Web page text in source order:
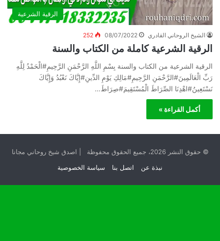
الرقية الشرعية
الشيخ الروحاني القادري 08/07/2022
252
الرقية الشرعية كاملة من الكتاب والسنة
الرقية الشرعية من الكتاب والسنة بِسْمِ اللَّهِ الرَّحْمَنِ الرَّحِيمِ#الْحَمْدُ لِلَّهِ
رَبِّ الْعَالَمِينَ#الرَّحْمَنِ الرَّحِيمِ#مَالِكِ يَوْمِ الدِّينِ#إِيَّاكَ نَعْبُدُ وَإِيَّاكَ
نَسْتَعِينُ#اهْدِنَا الصِّرَاطَ الْمُسْتَقِيمَ#صِرَاطَ…
أكمل القراءة »
© حقوق النشر 2026، جميع الحقوق محفوظة | اصدق شيخ روحاني مجانا
نبذة عن
اتصل بنا سياسة الخصوصية